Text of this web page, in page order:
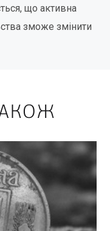
що активна
зможе змінити